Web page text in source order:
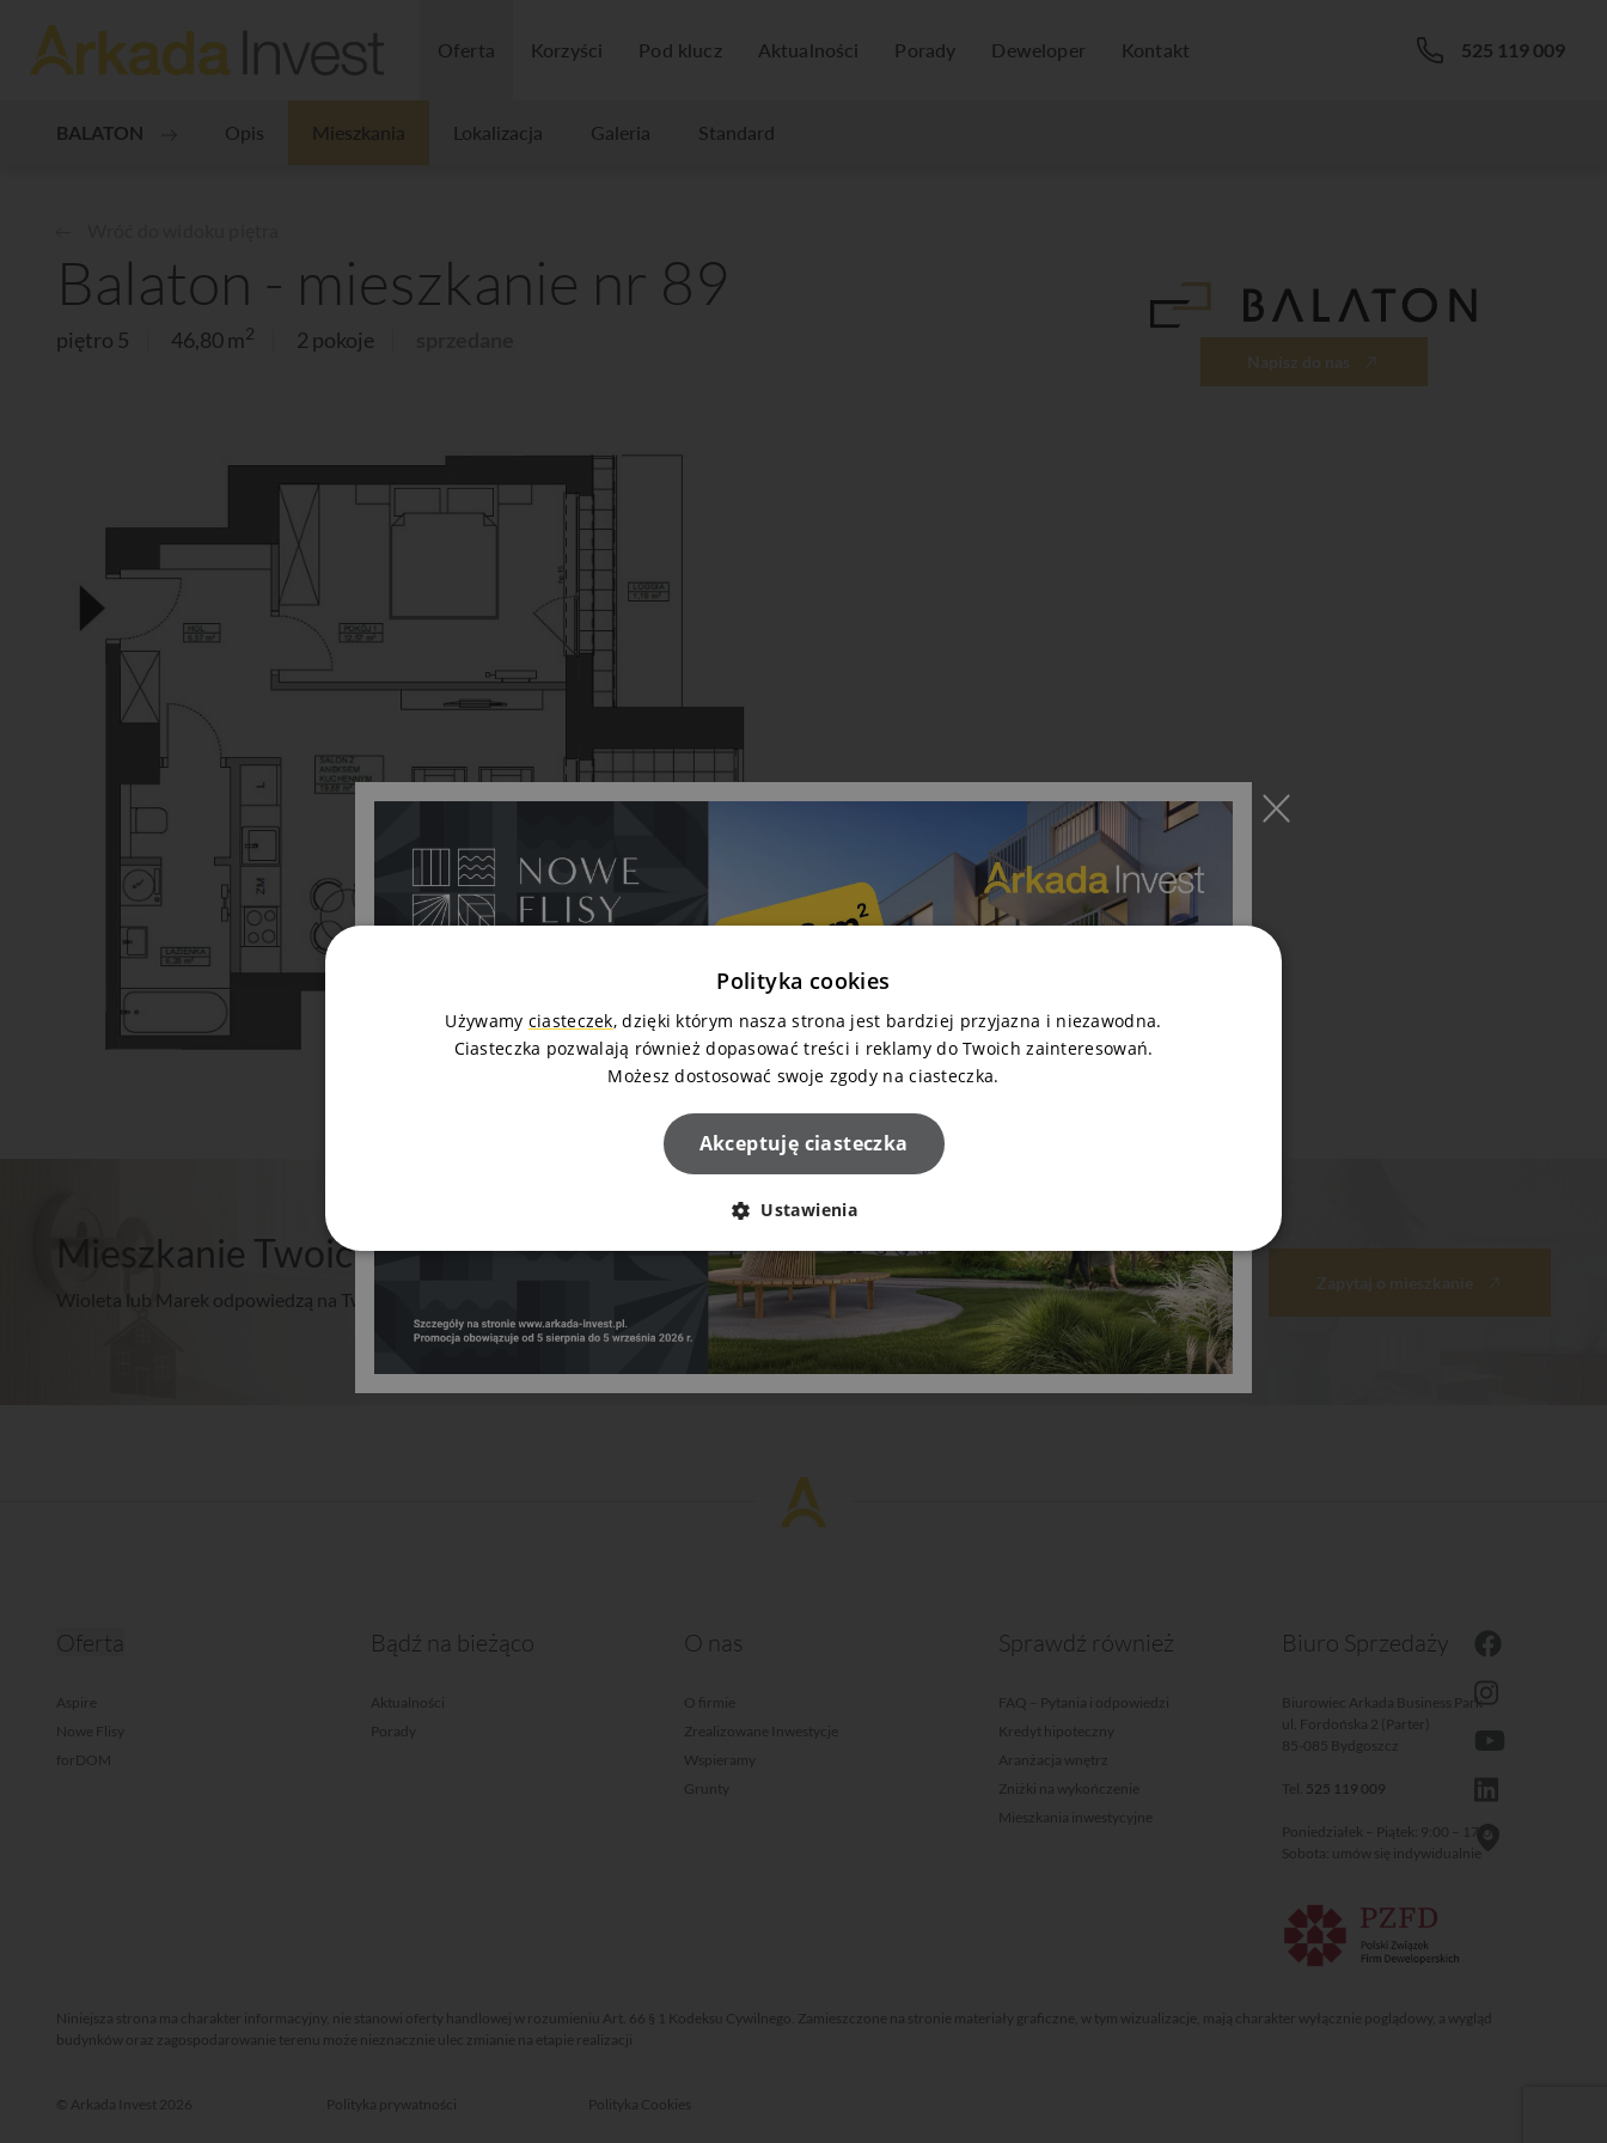
Oferta Korzyści Pod klucz Aktualności Porady Deweloper Kontakt 525 119 009
BALATON Opis Mieszkania Lokalizacja Galeria Standard
Balaton - mieszkanie nr 89
piętro 5 46,80 m2 2 pokoje
Mieszkanie Twoich marzeń? Napisz do nas!
Wioleta lub Marek odpowiedzą na Twoje pytania
Oferta
Aspire
Nowe Flisy
forDOM
Bądź na bieżąco
Aktualności
Porady
O nas
O firmie
Zrealizowane Inwestycje
Wspieramy
Grunty
Sprawdź również
FAQ – Pytania i odpowiedzi
Kredyt hipoteczny
Aranżacja wnętrz
Zniżki na wykończenie
Mieszkania inwestycyjne
Biuro Sprzedaży
Biurowiec Arkada Business Park
ul. Fordońska 2 (Parter)
85-085 Bydgoszcz
Tel. 525 119 009
Poniedziałek – Piątek: 9:00 – 17:00
Sobota: umów się indywidualnie
Niniejsza strona ma charakter informacyjny, nie stanowi oferty handlowej w rozumieniu Art. 66 § 1 Kodeksu Cywilnego. Zamieszczone na stronie materiały graficzne, w tym wizualizacje, mają charakter wyłącznie poglądowy, a wygląd
budynków oraz zagospodarowanie terenu może nieznacznie ulec zmianie na etapie realizacji
© Arkada Invest 2026 Polityka prywatności Polityka Cookies
Polityka cookies
Używamy ciasteczek, dzięki którym nasza strona jest bardziej przyjazna i niezawodna.
Ciasteczka pozwalają również dopasować treści i reklamy do Twoich zainteresowań.
Możesz dostosować swoje zgody na ciasteczka.
Akceptuję ciasteczka
Ustawienia